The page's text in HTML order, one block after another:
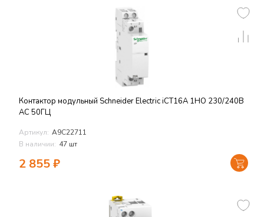
Контактор модульный Schneider Electric iCT16A 1НО 230/240В
АС 50ГЦ
Артикул: A9C22711
В наличии: 47 шт
2 855₽